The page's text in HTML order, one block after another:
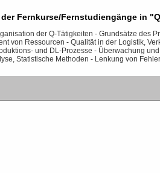
Fernkurse/Fernstudiengänge in
der Q-Tätigkeiten - Grundsätze des
von Ressourcen - Qualität in der Logistik,
und DL-Prozesse - Überwachung
Statistische Methoden - Lenkung von